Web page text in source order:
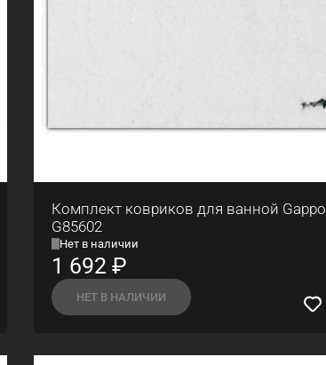
Комплект ковриков для ванной Gappo
G85602
Нет в наличии
1 692₽
НЕТ В НАЛИЧИИ